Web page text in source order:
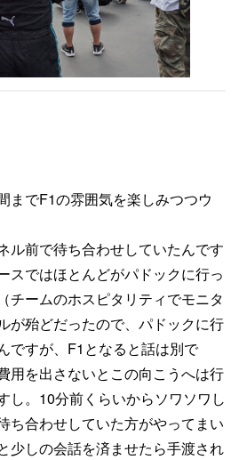
までF1の雰囲気を楽しみつつウ
ル前で待ち合わせしていたんです
スではほとんどがパドックに行っ
チームのホスピタリティでモニタ
が殆どだったので、パドックに行
ですが、F1となると話は別で
用を出さないとこの向こうへは行
し。10分前くらいからソワソワし
ち合わせしていた方がやってまい
少しの会話を済ませたら手渡され